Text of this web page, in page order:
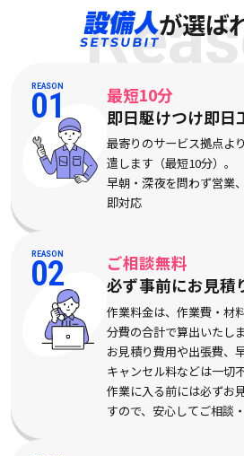
が選ば
REASON
01
最短10分
即日駆けつけ即日
最寄りのサービス拠点よ
遣します（最短10分）。
早朝・深夜を問わず営業
即対応
REASON
02
ご相談無料
必ず事前にお見積
作業料金は、作業費・材
分費の合計で算出いたしま
お見積り費用や出張費、
キャンセル料などは一切不
作業に入る前には必ずお
すので、安心してご相談